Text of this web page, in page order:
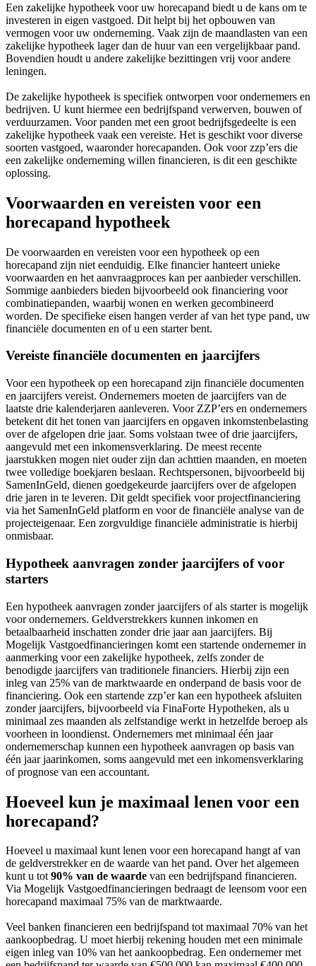
Een zakelijke hypotheek voor uw horecapand biedt u de kans om te
investeren in eigen vastgoed. Dit helpt bij het opbouwen van
vermogen voor uw onderneming. Vaak zijn de maandlasten van een
zakelijke hypotheek lager dan de huur van een vergelijkbaar pand.
Bovendien houdt u andere zakelijke bezittingen vrij voor andere
leningen.
De zakelijke hypotheek is specifiek ontworpen voor ondernemers en
bedrijven. U kunt hiermee een bedrijfspand verwerven, bouwen of
verduurzamen. Voor panden met een groot bedrijfsgedeelte is een
zakelijke hypotheek vaak een vereiste. Het is geschikt voor diverse
soorten vastgoed, waaronder horecapanden. Ook voor zzp’ers die
een zakelijke onderneming willen financieren, is dit een geschikte
oplossing.
Voorwaarden en vereisten voor een
horecapand hypotheek
De voorwaarden en vereisten voor een hypotheek op een
horecapand zijn niet eenduidig. Elke financier hanteert unieke
voorwaarden en het aanvraagproces kan per aanbieder verschillen.
Sommige aanbieders bieden bijvoorbeeld ook financiering voor
combinatiepanden, waarbij wonen en werken gecombineerd
worden. De specifieke eisen hangen verder af van het type pand, uw
financiële documenten en of u een starter bent.
Vereiste financiële documenten en jaarcijfers
Voor een hypotheek op een horecapand zijn financiële documenten
en jaarcijfers vereist. Ondernemers moeten de jaarcijfers van de
laatste drie kalenderjaren aanleveren. Voor ZZP’ers en ondernemers
betekent dit het tonen van jaarcijfers en opgaven inkomstenbelasting
over de afgelopen drie jaar. Soms volstaan twee of drie jaarcijfers,
aangevuld met een inkomensverklaring. De meest recente
jaarstukken mogen niet ouder zijn dan achttien maanden, en moeten
twee volledige boekjaren beslaan. Rechtspersonen, bijvoorbeeld bij
SamenInGeld, dienen goedgekeurde jaarcijfers over de afgelopen
drie jaren in te leveren. Dit geldt specifiek voor projectfinanciering
via het SamenInGeld platform en voor de financiële analyse van de
projecteigenaar. Een zorgvuldige financiële administratie is hierbij
onmisbaar.
Hypotheek aanvragen zonder jaarcijfers of voor
starters
Een hypotheek aanvragen zonder jaarcijfers of als starter is mogelijk
voor ondernemers. Geldverstrekkers kunnen inkomen en
betaalbaarheid inschatten zonder drie jaar aan jaarcijfers. Bij
Mogelijk Vastgoedfinancieringen komt een startende ondernemer in
aanmerking voor een zakelijke hypotheek, zelfs zonder de
benodigde jaarcijfers van traditionele financiers. Hierbij zijn een
inleg van 25% van de marktwaarde en onderpand de basis voor de
financiering. Ook een startende zzp’er kan een hypotheek afsluiten
zonder jaarcijfers, bijvoorbeeld via FinaForte Hypotheken, als u
minimaal zes maanden als zelfstandige werkt in hetzelfde beroep als
voorheen in loondienst. Ondernemers met minimaal één jaar
ondernemerschap kunnen een hypotheek aanvragen op basis van
één jaar jaarinkomen, soms aangevuld met een inkomensverklaring
of prognose van een accountant.
Hoeveel kun je maximaal lenen voor een
horecapand?
Hoeveel u maximaal kunt lenen voor een horecapand hangt af van
de geldverstrekker en de waarde van het pand. Over het algemeen
kunt u tot90% van de waarde van een bedrijfspand financieren.
Via Mogelijk Vastgoedfinancieringen bedraagt de leensom voor een
horecapand maximaal 75% van de marktwaarde.
Veel banken financieren een bedrijfspand tot maximaal 70% van het
aankoopbedrag. U moet hierbij rekening houden met een minimale
eigen inleg van 10% van het aankoopbedrag. Een ondernemer met